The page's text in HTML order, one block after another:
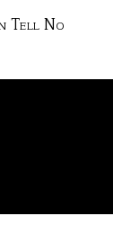
Tell No